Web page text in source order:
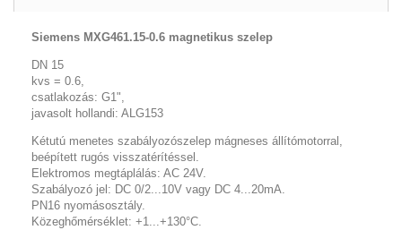
Siemens MXG461.15-0.6 magnetikus szelep
DN 15
kvs = 0.6,
csatlakozás: G1",
javasolt hollandi: ALG153
Kétutú menetes szabályozószelep mágneses állítómotorral,
beépített rugós visszatérítéssel.
Elektromos megtáplálás: AC 24V.
Szabályozó jel: DC 0/2...10V vagy DC 4...20mA.
PN16 nyomásosztály.
Közeghőmérséklet: +1...+130°C.